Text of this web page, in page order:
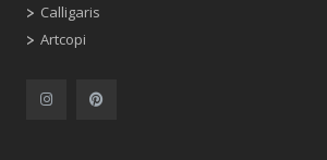
Calligaris
Artcopi